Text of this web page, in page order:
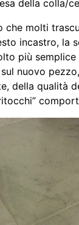
della colla/
che molti
incastro, la
più semplice
nuovo
della qualità